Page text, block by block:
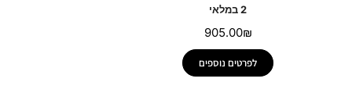
2 במלאי
905.00₪
לפרטים נוספים